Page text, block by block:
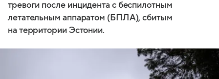
тревоги после инцидента с беспилотным
летательным аппаратом (БПЛА), сбитым
на территории Эстонии.